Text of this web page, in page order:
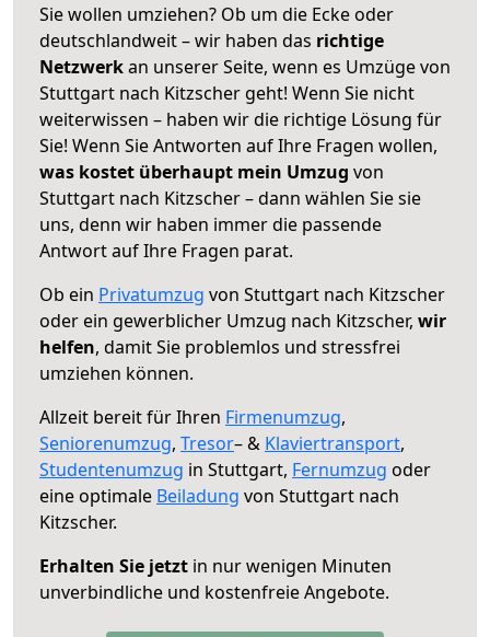
Sie wollen umziehen? Ob um die Ecke oder
deutschlandweit – wir haben das richtige
Netzwerkan unserer Seite, wenn es Umzüge von
Stuttgart nach Kitzscher geht! Wenn Sie nicht
weiterwissen – haben wir die richtige Lösung für
Sie! Wenn Sie Antworten auf Ihre Fragen wollen,
was kostet überhaupt mein Umzug von
Stuttgart nach Kitzscher – dann wählen Sie sie
uns, denn wir haben immer die passende
Antwort auf Ihre Fragen parat.
Ob ein Privatumzug von Stuttgart nach Kitzscher
oder ein gewerblicher Umzug nach Kitzscher, wir
helfen, damit Sie problemlos und stressfrei
umziehen können.
Allzeit bereit für Ihren Firmenumzug,
Seniorenumzug, Tresor– & Klaviertransport,
Studentenumzug in Stuttgart, Fernumzug oder
eine optimale Beiladung von Stuttgart nach
Kitzscher.
Erhalten Sie jetzt in nur wenigen Minuten
unverbindliche und kostenfreie Angebote.